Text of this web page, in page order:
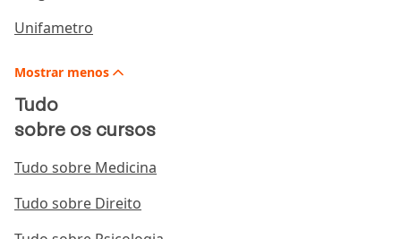
Unifametro
Mostrar menos
Tudo
sobre os cursos
Tudo sobre Medicina
Tudo sobre Direito